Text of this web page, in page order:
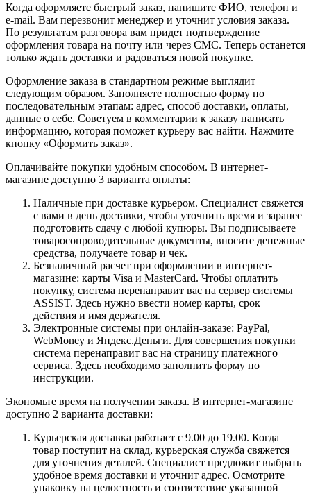
Когда оформляете быстрый заказ, напишите ФИО, телефон и
e-mail. Вам перезвонит менеджер и уточнит условия заказа.
По результатам разговора вам придет подтверждение
оформления товара на почту или через СМС. Теперь останется
только ждать доставки и радоваться новой покупке.
Оформление заказа в стандартном режиме выглядит
следующим образом. Заполняете полностью форму по
последовательным этапам: адрес, способ доставки, оплаты,
данные о себе. Советуем в комментарии к заказу написать
информацию, которая поможет курьеру вас найти. Нажмите
кнопку «Оформить заказ».
Оплачивайте покупки удобным способом. В интернет-
магазине доступно 3 варианта оплаты:
Наличные при доставке курьером. Специалист свяжется
с вами в день доставки, чтобы уточнить время и заранее
подготовить сдачу с любой купюры. Вы подписываете
товаросопроводительные документы, вносите денежные
средства, получаете товар и чек.
Безналичный расчет при оформлении в интернет-
магазине: карты Visa и MasterCard. Чтобы оплатить
покупку, система перенаправит вас на сервер системы
ASSIST. Здесь нужно ввести номер карты, срок
действия и имя держателя.
Электронные системы при онлайн-заказе: PayPal,
WebMoney и Яндекс.Деньги. Для совершения покупки
система перенаправит вас на страницу платежного
сервиса. Здесь необходимо заполнить форму по
инструкции.
Экономьте время на получении заказа. В интернет-магазине
доступно 2 варианта доставки:
Курьерская доставка работает с 9.00 до 19.00. Когда
товар поступит на склад, курьерская служба свяжется
для уточнения деталей. Специалист предложит выбрать
удобное время доставки и уточнит адрес. Осмотрите
упаковку на целостность и соответствие указанной